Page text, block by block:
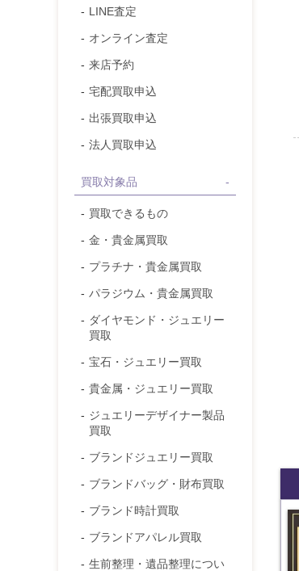
LINE査定
オンライン査定
来店予約
宅配買取申込
出張買取申込
法人買取申込
買取対象品
買取できるもの
金・貴金属買取
プラチナ・貴金属買取
パラジウム・貴金属買取
ダイヤモンド ・ジュエリー
買取
宝石 ・ジュエリー買取
貴金属・ジュエリー買取
ジュエリーデザイナー製品
買取
ブランドジュエリー買取
ブランドバッグ・財布買取
ブランド時計買取
ブランドアパレル買取
生前整理・遺品整理につい